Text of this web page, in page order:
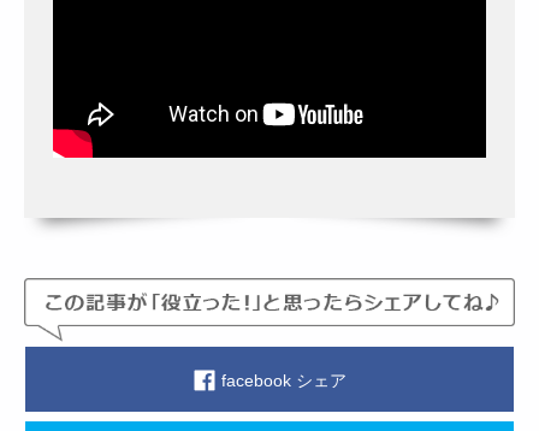
facebook シェア